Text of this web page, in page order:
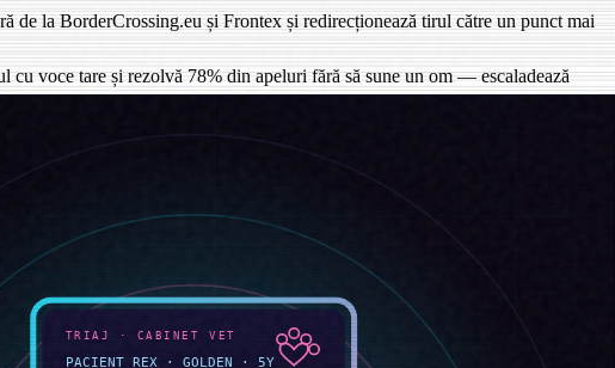
la BorderCrossing.eu și Frontex și redirecționează tirul către un punct mai
voce tare și rezolvă 78% din apeluri fără să sune un om — escaladează
SPV și o potrivește cu plata primită de la expeditor în 48 de ore —
AEO/ANAF, validează licențele și asigurarea și ridică noul subcontractor
să se aglomereze, șoferi în afara rutei, hârtii vamale care se învechesc —
9 minute, înainte ca vreun camion să înceapă încărcarea. Factura de amenzi